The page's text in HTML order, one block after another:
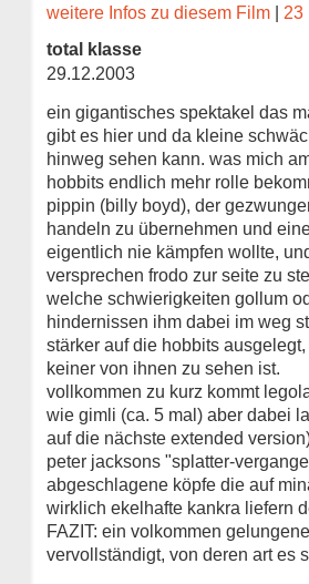
weitere Infos zu diesem Film | 23
total klasse
29.12.2003
ein gigantisches spektakel das
gibt es hier und da kleine
hinweg sehen kann. was mich
hobbits endlich mehr rolle
pippin (billy boyd), der
handeln zu übernehmen und
eigentlich nie kämpfen wollte,
versprechen frodo zur seite zu
welche schwierigkeiten gollum
hindernissen ihm dabei im weg
stärker auf die hobbits
keiner von ihnen zu sehen ist.
vollkommen zu kurz kommt
wie gimli (ca. 5 mal) aber dabei
auf die nächste extended
peter jacksons "splatter-
abgeschlagene köpfe die auf
wirklich ekelhafte kankra liefern
FAZIT: ein volkommen
vervollständigt, von deren art es